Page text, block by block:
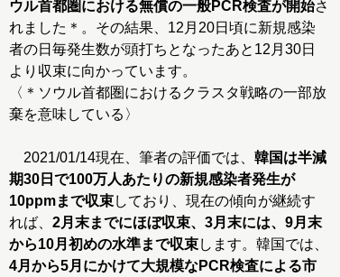
ウル首都圏における無償の一般PCR検査が開始さ
れました＊。その結果、12月20日頃に新規感染
者の日毎発生数が頭打ちとなったあと12月30日
より収束に向かっています。
〈＊ソウル首都圏におけるクラスタ戦略の一部放
棄を意味している〉
2021/01/14現在、筆者の評価では、 韓国は半減
期30日で100万人あたりの新規感染者発生が
10ppmまで収束しており、現在の傾向が継続す
れば、 2月末までにほぼ収束、3月末には、9月末
から10月初めの水準まで収束します。韓国では、
4月から5月にかけて大規模なPCR検査による市